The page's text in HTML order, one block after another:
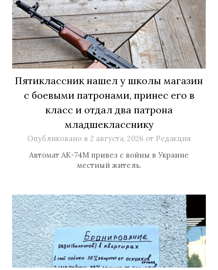
Пятиклассник нашел у школы магазин
с боевыми патронами, принес его в
класс и отдал два патрона
младшекласснику
Опубликовано в 2 августа, 2026 от Редакция
Автомат АК-74М привез с войны в Украине
местный житель.